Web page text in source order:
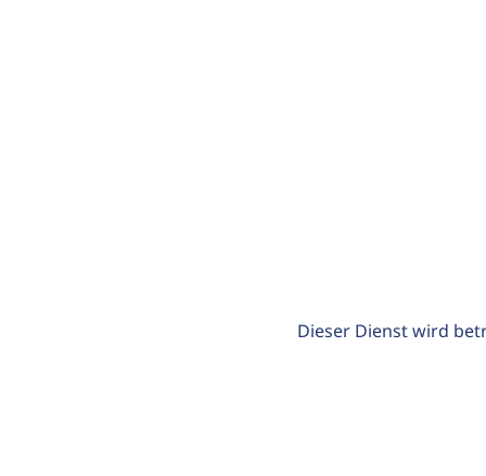
Dieser Dienst wird